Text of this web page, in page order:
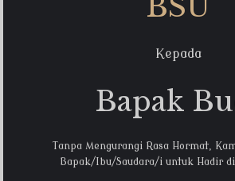
Kepada
Bapak
Tanpa Mengurangi Rasa Hormat,
Bapak/Ibu/Saudara/i untuk Hadir